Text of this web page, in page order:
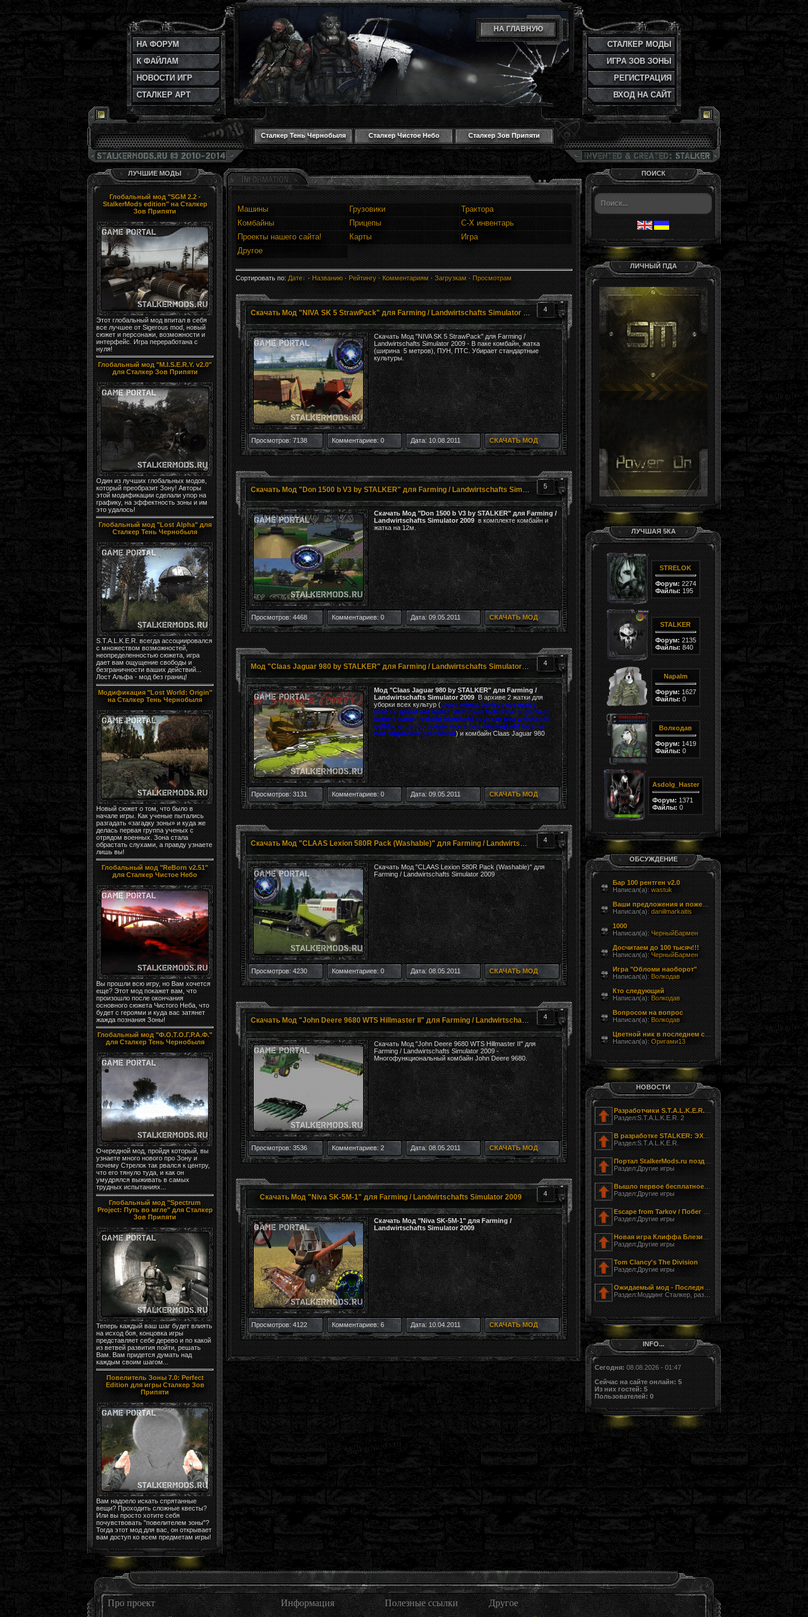
НА ГЛАВНУЮ
СТАЛКЕР МОДЫ
ИГРА ЗОВ ЗОНЫ
РЕГИСТРАЦИЯ
ВХОД НА САЙТ
НА ФОРУМ
К ФАЙЛАМ
НОВОСТИ ИГР
СТАЛКЕР АРТ
Сталкер Тень Чернобыля Сталкер Чистое Небо Сталкер Зов Припяти
ЛУЧШИЕ МОДЫ
Глобальный мод "SGM 2.2 -
StalkerMods edition" на Сталкер
Зов Припяти
Этот глобальный мод впитал в себя
все лучшее от Sigerous mod, новый
сюжет и персонажи, возможности и
интерфейс. Игра переработана с
нуля!
Глобальный мод "M.I.S.E.R.Y. v2.0"
для Сталкер Зов Припяти
Один из лучших глобальных модов,
который преобразит Зону! Авторы
этой модификации сделали упор на
графику, на эффектность зоны и им
это удалось!
Глобальный мод "Lost Alpha" для
Сталкер Тень Чернобыля
S.T.A.L.K.E.R. всегда ассоциировался
с множеством возможностей,
неопределенностью сюжета, игра
дает вам ощущение свободы и
безграничности ваших действий...
Лост Альфа - мод без границ!
Модификация "Lost World: Origin"
на Сталкер Тень Чернобыля
Новый сюжет о том, что было в
начале игры. Как ученые пытались
разгадать «загадку зоны» и куда же
делась первая группа ученых с
отрядом военных. Зона стала
обрастать слухами, а правду узнаете
лишь вы!
Глобальный мод "ReBorn v2.51"
для Сталкер Чистое Небо
Вы прошли всю игру, но Вам хочется
еще? Этот мод покажет вам, что
произошло после окончания
основного сюжета Чистого Неба, что
будет с героями и куда вас затянет
жажда познания Зоны!
Глобальный мод "Ф.О.Т.О.Г.Р.А.Ф."
для Сталкер Тень Чернобыля
Очередной мод, пройдя который, вы
узнаете много нового про Зону и
почему Стрелок так рвался к центру,
что его тянуло туда, и как он
умудрялся выживать в самых
трудных испытаниях...
Глобальный мод "Spectrum
Project: Путь во мгле" для Сталкер
Зов Припяти
Теперь каждый ваш шаг будет влиять
на исход боя, концовка игры
представляет себе дерево и по какой
из ветвей развития пойти, решать
Вам. Вам придется думать над
каждым своим шагом...
Повелитель Зоны 7.0: Perfect
Edition для игры Сталкер Зов
Припяти
Вам надоело искать спрятанные
вещи? Проходить сложные квесты?
Или вы просто хотите себя
почувствовать "повелителем зоны"?
Тогда этот мод для вас, он открывает
вам доступ ко всем предметам игры!
Машины Грузовики
Трактора
Комбайны
Прицепы
С-Х инвентарь
Проекты нашего сайта!
Карты
Игра
Другое
Сортировать по: Дате · Названию · Рейтингу · Комментариям · Загрузкам · Просмотрам
Скачать Мод "NIVA SK 5 StrawPack" для Farming / Landwirtschafts Simulator 2009 4
Скачать Мод "NIVA SK 5 StrawPack" для Farming /
Landwirtschafts Simulator 2009 - В паке комбайн, жатка
(ширина 5 метров), ПУН, ПТС. Убирает стандартные
культуры.
Просмотров: 7138 Комментариев: 0 Дата: 10.08.2011 СКАЧАТЬ МОД
Скачать Мод "Don 1500 b V3 by STALKER" для Farming / Landwirtschafts Simulator 2009 5
Скачать Мод "Don 1500 b V3 by STALKER" для Farming /
Landwirtschafts Simulator 2009в комплекте комбайн и
жатка на 12м.
Просмотров: 4468 Комментариев: 0 Дата: 09.05.2011 СКАЧАТЬ МОД
Мод "Claas Jaguar 980 by STALKER" для Farming / Landwirtschafts Simulator 2009 4
Мод "Claas Jaguar 980 by STALKER" для Farming /
Landwirtschafts Simulator 2009В архиве 2 жатки для
уборки всех культур (grass wheat barley rape maize
maize2 spinat oat mohn sunflower betterave sugarbeet
karotte carott rotkohl blumkohl soybean pea weisskohl
gelbbo gruenbo potato rice erbse wirsingkohl luzerne
nad sugarcane greewheat) и комбайн Claas Jaguar 980
Просмотров: 3131 Комментариев: 0 Дата: 09.05.2011 СКАЧАТЬ МОД
Скачать Мод "CLAAS Lexion 580R Pack (Washable)" для Farming / Landwirtschafts Simulator 2009 4
Скачать Мод "CLAAS Lexion 580R Pack (Washable)" для
Farming / Landwirtschafts Simulator 2009
Просмотров: 4230 Комментариев: 0 Дата: 08.05.2011 СКАЧАТЬ МОД
Скачать Мод "John Deere 9680 WTS Hillmaster II" для Farming / Landwirtschafts Simulator 2009 4
Скачать Мод "John Deere 9680 WTS Hillmaster II" для
Farming / Landwirtschafts Simulator 2009 -
Многофункциональный комбайн John Deere 9680.
Просмотров: 3536 Комментариев: 2 Дата: 08.05.2011 СКАЧАТЬ МОД
Скачать Мод "Niva SK-5M-1" для Farming / Landwirtschafts Simulator 2009 4
Скачать Мод "Niva SK-5M-1" для Farming /
Landwirtschafts Simulator 2009
Просмотров: 4122 Комментариев: 6 Дата: 10.04.2011 СКАЧАТЬ МОД
ПОИСК
ЛИЧНЫЙ ПДА
Гость, ты здесь -й день
Группа: Гости
ЛУЧШАЯ 5КА
STRELOK
Форум: 2274
Файлы: 195
STALKER
Форум: 2135
Файлы: 840
Napalm
Форум: 1627
Файлы: 0
Волкодав
Форум: 1419
Файлы: 0
Asdolg_Haster
Форум: 1371
Файлы: 0
ОБСУЖДЕНИЕ
Бар 100 рентген v2.0
Написал(а): wastuk
Написал(а): daniilmarkaitis
1000
Написал(а): ЧерныйБармен
Досчитаем до 100 тысяч!!!
Написал(а): ЧерныйБармен
Игра "Обломи наоборот"
Написал(а): Волкодав
Кто следующий
Написал(а): Волкодав
Вопросом на вопрос
Написал(а): Волкодав
Написал(а): Оригами13
НОВОСТИ
Раздел:S.T.A.L.K.E.R. 2
Раздел:S.T.A.L.K.E.R.
Раздел:Другие игры
Раздел:Другие игры
Раздел:Другие игры
Раздел:Другие игры
Tom Clancy's The Division
Раздел:Другие игры
Раздел:Моддинг Сталкер, разработка модов
INFO...
Сегодня: 08.08.2026 - 01:47
Сейчас на сайте онлайн: 5
Из них гостей: 5
Пользователей: 0
Про проект Информация Полезные ссылки Другое